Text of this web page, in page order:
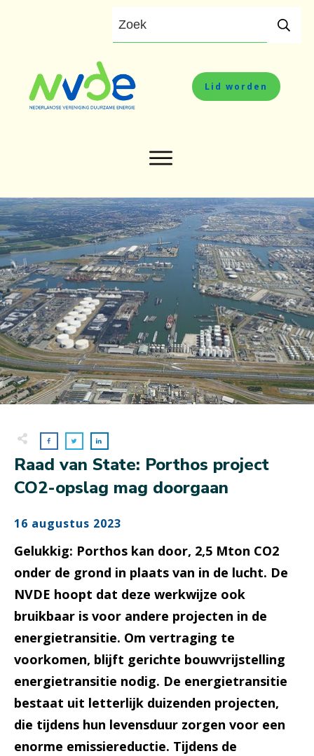
Lid worden
Raad van State: Porthos project
CO2-opslag mag doorgaan
16 augustus 2023
Gelukkig: Porthos kan door, 2,5 Mton CO2
onder de grond in plaats van in de lucht. De
NVDE hoopt dat deze werkwijze ook
bruikbaar is voor andere projecten in de
energietransitie. Om vertraging te
voorkomen, blijft gerichte bouwvrijstelling
energietransitie nodig. De energietransitie
bestaat uit letterlijk duizenden projecten,
die tijdens hun levensduur zorgen voor een
enorme emissiereductie. Tijdens de